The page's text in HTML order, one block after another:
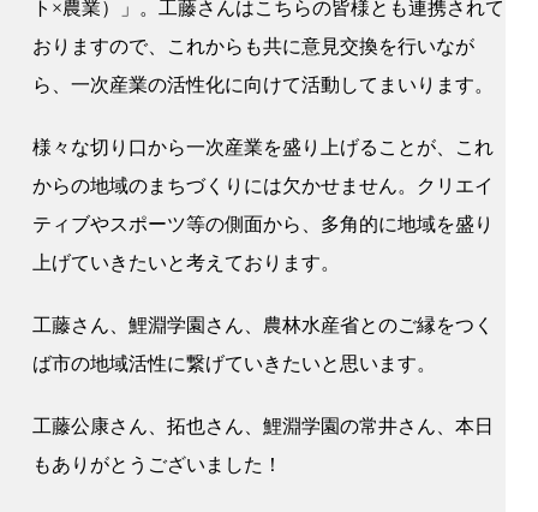
ト×農業）」。工藤さんはこちらの皆様とも連携されて
おりますので、これからも共に意見交換を行いなが
ら、一次産業の活性化に向けて活動してまいります。
様々な切り口から一次産業を盛り上げることが、これ
からの地域のまちづくりには欠かせません。クリエイ
ティブやスポーツ等の側面から、多角的に地域を盛り
上げていきたいと考えております。
工藤さん、鯉淵学園さん、農林水産省とのご縁をつく
ば市の地域活性に繋げていきたいと思います。
工藤公康さん、拓也さん、鯉淵学園の常井さん、本日
もありがとうございました！